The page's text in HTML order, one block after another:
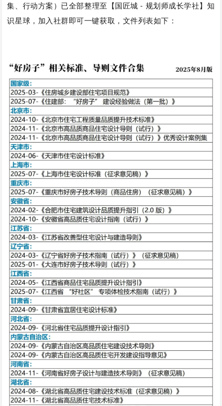
集、行动方案）已全部整理至【国匠城 - 规划师成长学社】知
识星球，加入社群即可一键获取，文件列表如下：